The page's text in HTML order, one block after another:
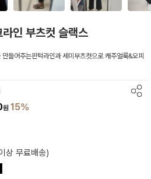
인 부츠컷 슬랙스
어주는핀턱라인과 세미부츠컷으로 캐주얼룩&오피
원15%
상 무료배송)